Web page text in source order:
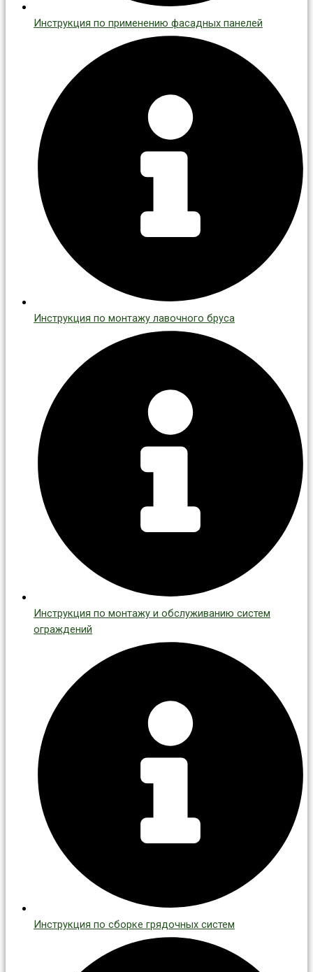
Инструкция по применению фасадных панелей
Инструкция по монтажу лавочного бруса
Инструкция по монтажу и обслуживанию систем
ограждений
Инструкция по сборке грядочных систем